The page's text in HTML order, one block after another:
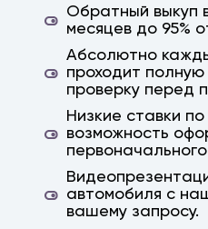
Обратный выкуп
месяцев до 95%
Абсолютно
проходит
проверку перед
Низкие ставки
возможность
автомобиля с
вашему запросу.